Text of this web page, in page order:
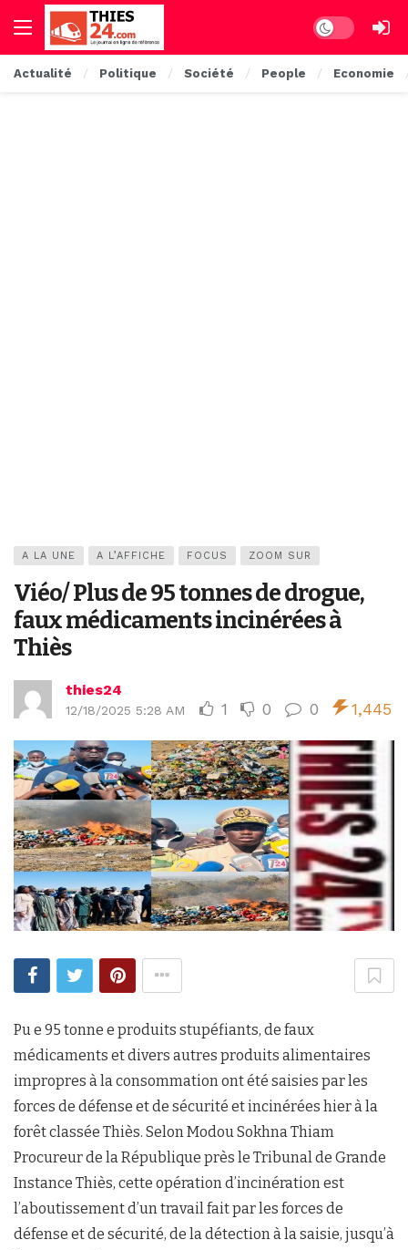
Dark mode
Actualité Politique Société People Economie
A LA UNE A L’AFFICHE FOCUS ZOOM SUR
Viéo/ Plus de 95 tonnes de drogue,
faux médicaments incinérées à
Thiès
thies24
12/18/2025 5:28 AM 1 0 0 1,445
Pu e 95 tonne e produits stupéfiants, de faux
médicaments et divers autres produits alimentaires
impropres à la consommation ont été saisies par les
forces de défense et de sécurité et incinérées hier à la
forêt classée Thiès. Selon Modou Sokhna Thiam
Procureur de la République près le Tribunal de Grande
Instance Thiès, cette opération d’incinération est
l’aboutissement d’un travail fait par les forces de
défense et de sécurité, de la détection à la saisie, jusqu’à